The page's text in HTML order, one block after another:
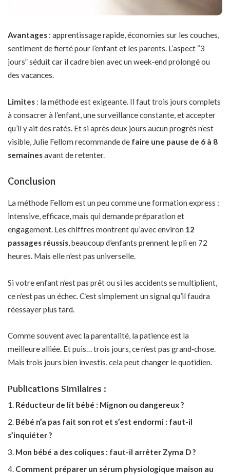
Avantages : apprentissage rapide, économies sur les couches,
sentiment de fierté pour l’enfant et les parents. L’aspect “3
jours” séduit car il cadre bien avec un week‑end prolongé ou
des vacances.
Limites : la méthode est exigeante. Il faut trois jours complets
à consacrer à l’enfant, une surveillance constante, et accepter
qu’il y ait des ratés. Et si après deux jours aucun progrès n’est
visible, Julie Fellom recommande de faire une pause de 6 à 8
semainesavant de retenter.
Conclusion
La méthode Fellom est un peu comme une formation express :
intensive, efficace, mais qui demande préparation et
engagement. Les chiffres montrent qu’avec environ 12
passages réussis, beaucoup d’enfants prennent le pli en 72
heures. Mais elle n’est pas universelle.
Si votre enfant n’est pas prêt ou si les accidents se multiplient,
ce n’est pas un échec. C’est simplement un signal qu’il faudra
réessayer plus tard.
Comme souvent avec la parentalité, la patience est la
meilleure alliée. Et puis… trois jours, ce n’est pas grand‑chose.
Mais trois jours bien investis, cela peut changer le quotidien.
Publications Similaires :
Réducteur de lit bébé : Mignon ou dangereux ?
Bébé n’a pas fait son rot et s’est endormi : faut-il
s’inquiéter ?
Mon bébé a des coliques : faut-il arrêter Zyma D ?
Comment préparer un sérum physiologique maison au